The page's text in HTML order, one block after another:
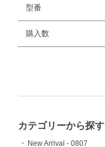
型番
購入数
カテゴリーから探す
New Arrival - 0807